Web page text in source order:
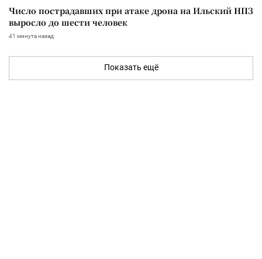
Число пострадавших при атаке дрона на Ильский НПЗ
выросло до шести человек
41 минута назад
Показать ещё